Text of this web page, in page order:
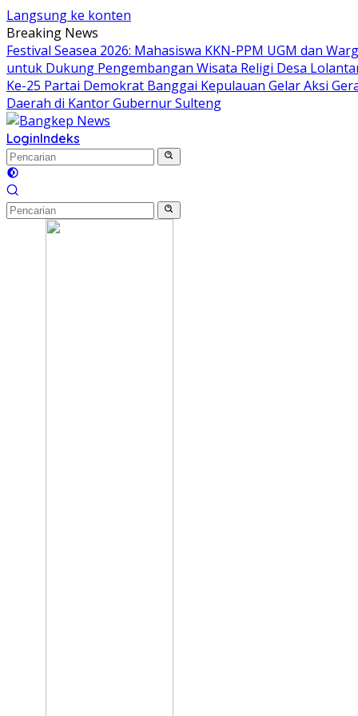
Langsung ke konten
Breaking News
Festival Seasea 2026: Mahasiswa KKN-PPM UGM dan
untuk Dukung Pengembangan Wisata Religi Desa
Ke-25 Partai Demokrat Banggai Kepulauan Gelar Aksi
Daerah di Kantor Gubernur Sulteng
LoginIndeks